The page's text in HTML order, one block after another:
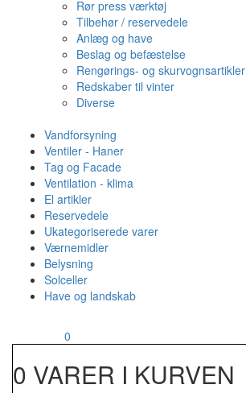
Rør press værktøj
Tilbehør / reservedele
Anlæg og have
Beslag og befæstelse
Rengørings- og skurvognsartikler
Redskaber til vinter
Diverse
Vandforsyning
Ventiler - Haner
Tag og Facade
Ventilation - klima
El artikler
Reservedele
Ukategoriserede varer
Værnemidler
Belysning
Solceller
Have og landskab
0
0 VARER I KURVEN